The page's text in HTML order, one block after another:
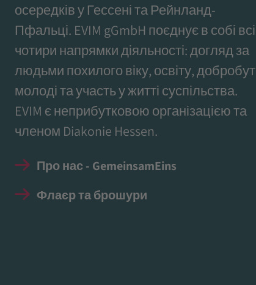
осередків у Гессені та Рейнланд-
Пфальці. EVIM gGmbH поєднує в собі всі
чотири напрямки діяльності: догляд за
людьми похилого віку, освіту, добробут
молоді та участь у житті суспільства.
EVIM є неприбутковою організацією та
членом Diakonie Hessen.
Про нас - GemeinsamEins
Флаєр та брошури